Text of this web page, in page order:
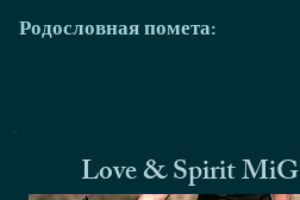
Родословная помета:
Love & Spirit MiG